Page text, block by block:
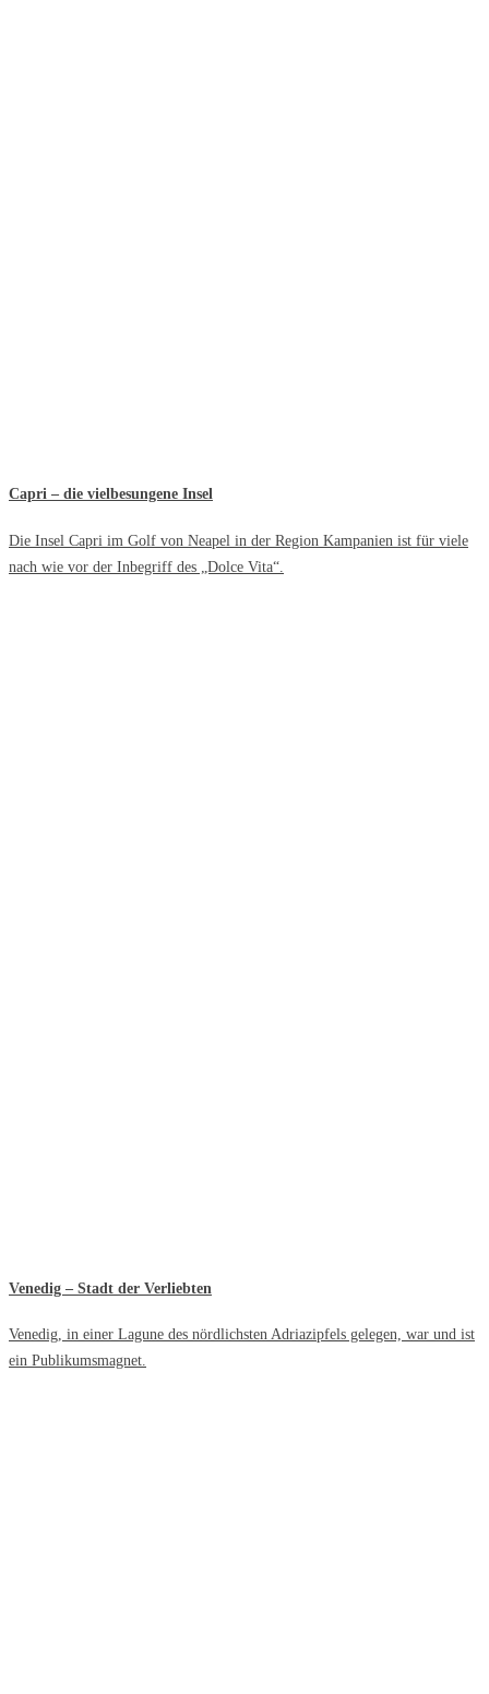
Capri – die vielbesungene Insel
Die Insel Capri im Golf von Neapel in der Region Kampanien ist für viele
nach wie vor der Inbegriff des „Dolce Vita“.
Venedig – Stadt der Verliebten
Venedig, in einer Lagune des nördlichsten Adriazipfels gelegen, war und ist
ein Publikumsmagnet.